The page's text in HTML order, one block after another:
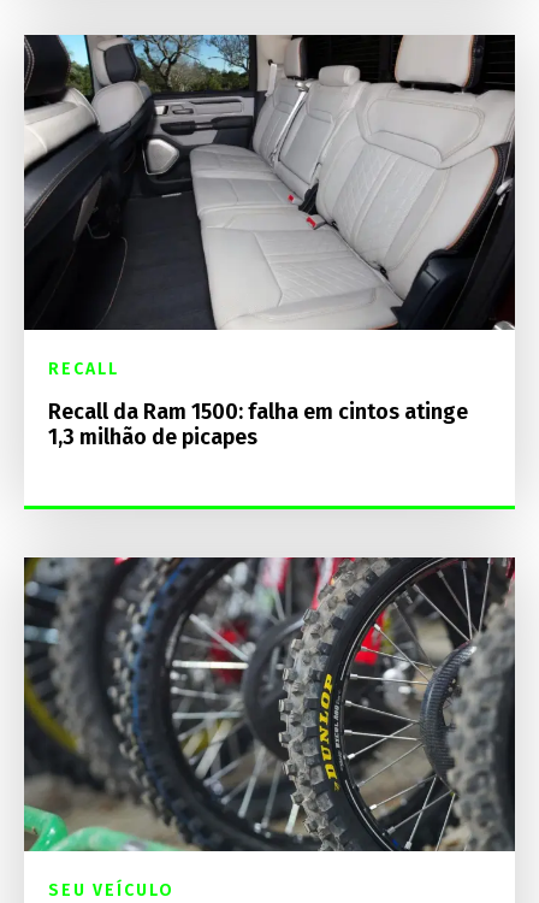
RECALL
Recall da Ram 1500: falha em cintos atinge
1,3 milhão de picapes
SEU VEÍCULO